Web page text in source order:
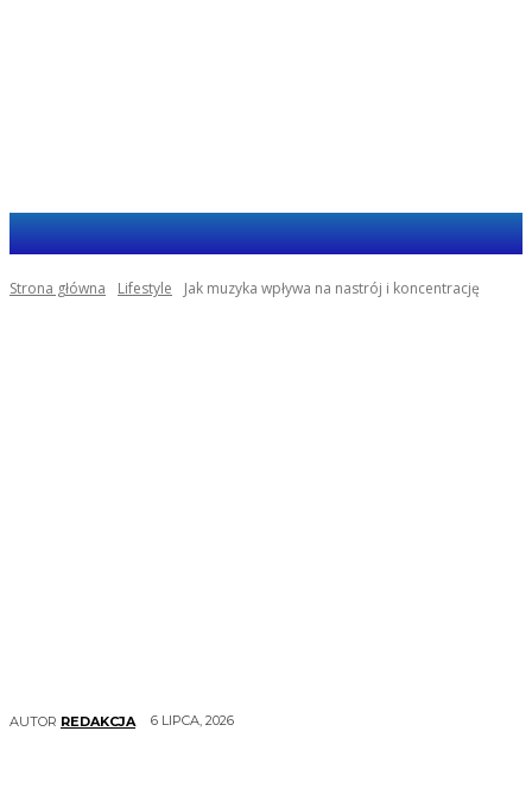
Haja.com.pl
Strona główna Lifestyle Jak muzyka wpływa na nastrój i koncentrację
AUTOR REDAKCJA 6 LIPCA, 2026